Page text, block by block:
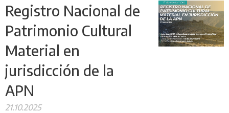
Registro Nacional de
Patrimonio Cultural
Material en
jurisdicción de la
APN
21.10.2025